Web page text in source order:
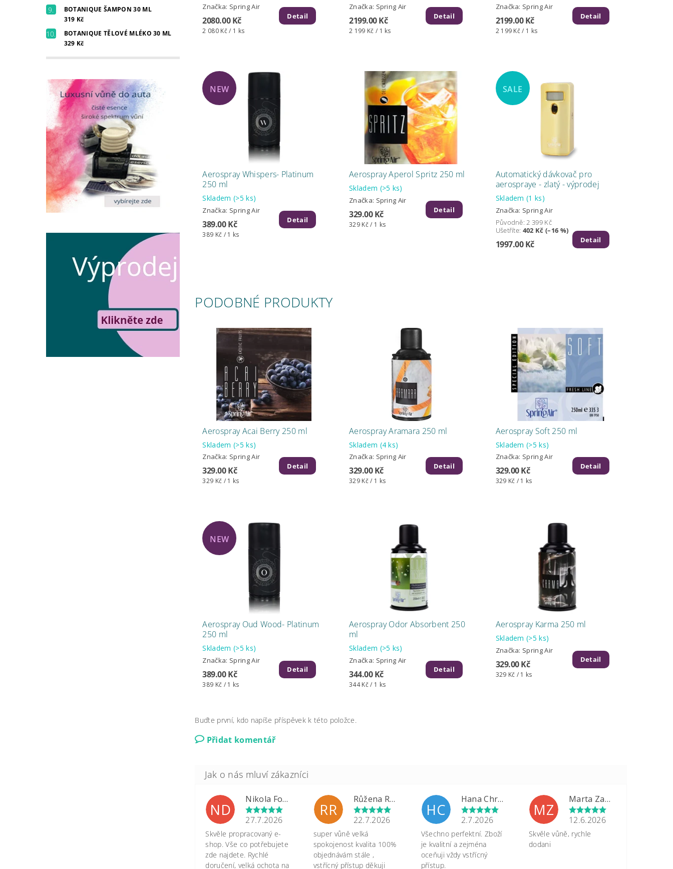
BOTANIQUE ŠAMPON 30 ML
319 Kč
BOTANIQUE TĚLOVÉ MLÉKO 30 ML
329 Kč
Značka: Spring Air
2080.00 Kč
2 080 Kč / 1 ks
Detail
Značka: Spring Air
2199.00 Kč
2 199 Kč / 1 ks
Detail
Značka: Spring Air
2199.00 Kč
2 199 Kč / 1 ks
Detail
NEW
Aerospray Whispers- Platinum
250 ml
Skladem (>5 ks)
Značka: Spring Air
389.00 Kč
389 Kč / 1 ks
Detail
Aerospray Aperol Spritz 250 ml
Skladem (>5 ks)
Značka: Spring Air
329.00 Kč
329 Kč / 1 ks
Detail
SALE
Automatický dávkovač pro
aerospraye - zlatý - výprodej
Skladem(1 ks)
Značka: Spring Air
Původně:2 399 Kč
Ušetříte: 402 Kč (–16 %)
1997.00 Kč Detail
PODOBNÉ PRODUKTY
Aerospray Acai Berry 250 ml
Skladem (>5 ks)
Značka: Spring Air
329.00 Kč
329 Kč / 1 ks
Detail
Aerospray Aramara 250 ml
Skladem (4 ks)
Značka: Spring Air
329.00 Kč
329 Kč / 1 ks
Detail
Aerospray Soft 250 ml
Skladem(>5 ks)
Značka: Spring Air
329.00 Kč
329 Kč / 1 ks
Detail
NEW
Aerospray Oud Wood- Platinum
250 ml
Skladem (>5 ks)
Značka: Spring Air
389.00 Kč
389 Kč / 1 ks
Detail
Aerospray Odor Absorbent 250
ml
Skladem (>5 ks)
Značka: Spring Air
344.00 Kč
344 Kč / 1 ks
Detail
Aerospray Karma 250 ml
Skladem(>5 ks)
Značka: Spring Air
329.00 Kč
329 Kč / 1 ks
Detail
Buďte první, kdo napíše příspěvek k této položce.
Přidat komentář
ND
Nikola Formánková Dvořáková
27.7.2026
Skvěle propracovaný e-
shop. Vše co potřebujete
zde najdete. Rychlé
doručení, velká ochota na
RR
Růžena Rypková
22.7.2026
super vůně velká
spokojenost kvalita 100%
objednávám stále ,
vstřícný přístup děkuji
HC
Hana Chrastinová
2.7.2026
Všechno perfektní. Zboží
je kvalitní a zejména
oceňuji vždy vstřícný
přístup.
MZ
Marta Zapletalová
12.6.2026
Skvěle vůně, rychle
dodani